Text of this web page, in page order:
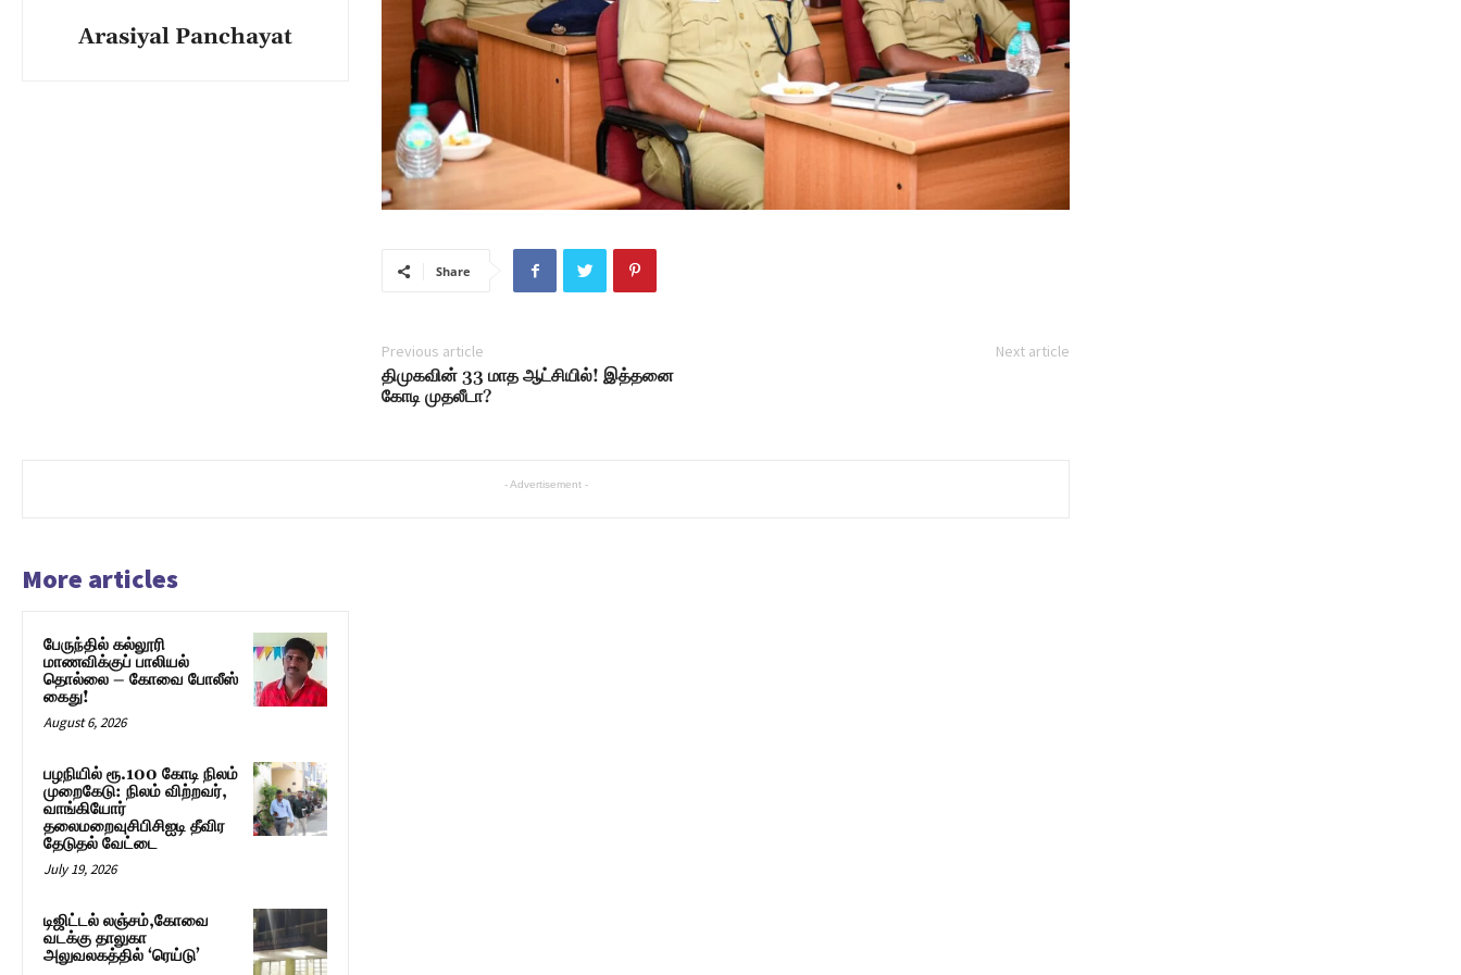
Arasiyal Panchayat
Share
Previous article
திமுகவின் 33 மாத ஆட்சியில்! இத்தனை
கோடி முதலீடா?
Next article
- Advertisement -
More articles
பேருந்தில் கல்லூரி
மாணவிக்குப் பாலியல்
தொல்லை – கோவை போலீஸ்
கைது!
August 6, 2026
பழநியில் ரூ.100 கோடி நிலம்
முறைகேடு: நிலம் விற்றவர்,
வாங்கியோர்
தலைமறைவுசிபிசிஐடி தீவிர
தேடுதல் வேட்டை
July 19, 2026
டிஜிட்டல் லஞ்சம்,கோவை
வடக்கு தாலுகா
அலுவலகத்தில் ‘ரெய்டு’